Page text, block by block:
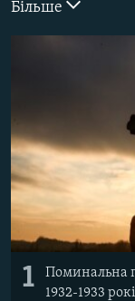
УКРАЇНСЬКА
Русский
Усі сайти
Більше
1
Поминальна
1932-1933